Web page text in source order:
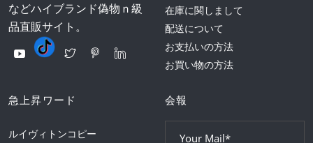
などハイブランド偽物ｎ級
品直販サイト。
在庫に関しまして
配送について
お支払いの方法
お買い物の方法
急上昇ワード
ルイヴィトンコピー
会報